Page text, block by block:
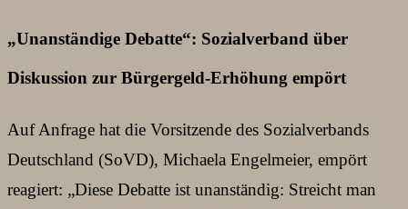
„Unanständige Debatte“: Sozialverband über
Diskussion zur Bürgergeld-Erhöhung empört
Auf Anfrage hat die Vorsitzende des Sozialverbands
Deutschland (SoVD), Michaela Engelmeier, empört
reagiert: „Diese Debatte ist unanständig: Streicht man